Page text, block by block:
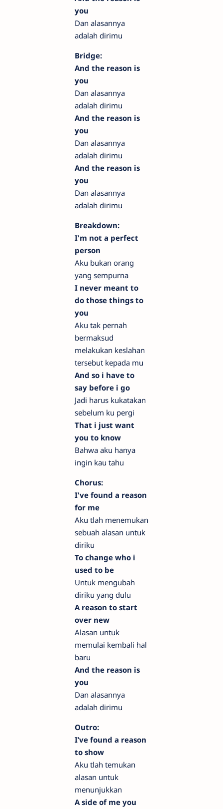
you
Dan alasannya
adalah dirimu
Bridge:
And the reason is
you
Dan alasannya
adalah dirimu
And the reason is
you
Dan alasannya
adalah dirimu
And the reason is
you
Dan alasannya
adalah dirimu
Breakdown:
I'm not a perfect
person
Aku bukan orang
yang sempurna
I never meant to
do those things to
you
Aku tak pernah
bermaksud
melakukan keslahan
tersebut kepada mu
And so i have to
say before i go
Jadi harus kukatakan
sebelum ku pergi
That i just want
you to know
Bahwa aku hanya
ingin kau tahu
Chorus:
I've found a reason
for me
Aku tlah menemukan
sebuah alasan untuk
diriku
To change who i
used to be
Untuk mengubah
diriku yang dulu
A reason to start
over new
Alasan untuk
memulai kembali hal
baru
And the reason is
you
Dan alasannya
adalah dirimu
Outro:
I’ve found a reason
to show
Aku tlah temukan
alasan untuk
menunjukkan
A side of me you